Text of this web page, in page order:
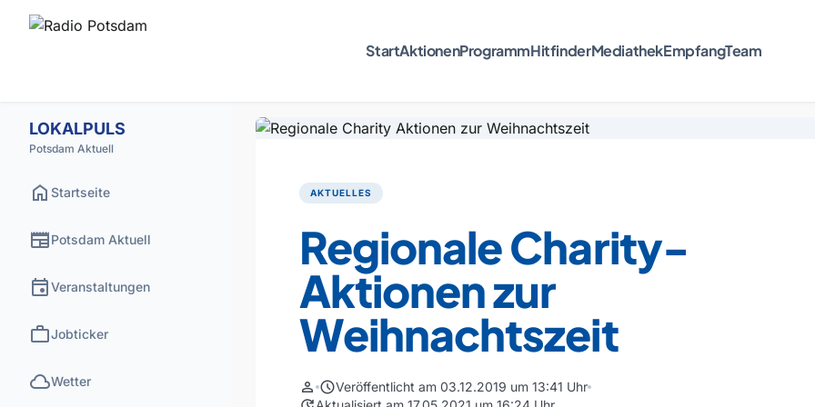
StartAktionenProgrammHitfinderMediathekEmpfangTeam
LOKALPULS
Potsdam Aktuell
home Startseite
newspaperPotsdam Aktuell
eventVeranstaltungen
workJobticker
cloudWetter
AKTUELLES
Regionale Charity-
Aktionen zur
Weihnachtszeit
person scheduleVeröffentlicht am 03.12.2019 um 13:41 Uhr